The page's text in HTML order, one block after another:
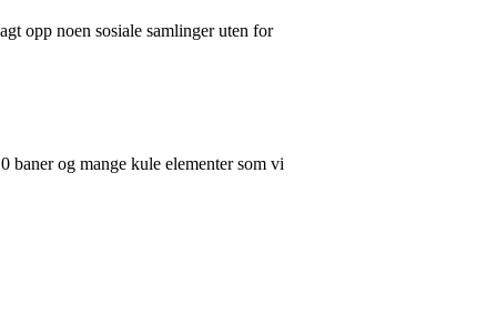
opp noen sosiale samlinger uten for
baner og mange kule elementer som vi